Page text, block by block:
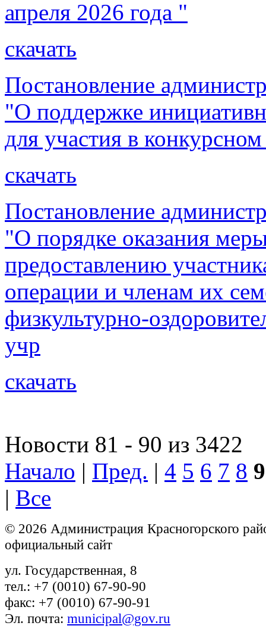
апреля 2026 года "
скачать
Постановление
"О поддержке
для участия в
скачать
Постановление
"О порядке оказания
предоставлению
операции и членам их
физкультурно-
учр
скачать
Новости 81 - 90 из 3422
Начало | Пред. | 4 5 6 7 8 9
| Все
© 2026 Администрация Красногорского
официальный сайт
ул. Государственная, 8
тел.: +7 (0010) 67-90-90
факс: +7 (0010) 67-90-91
Эл. почта: municipal@gov.ru